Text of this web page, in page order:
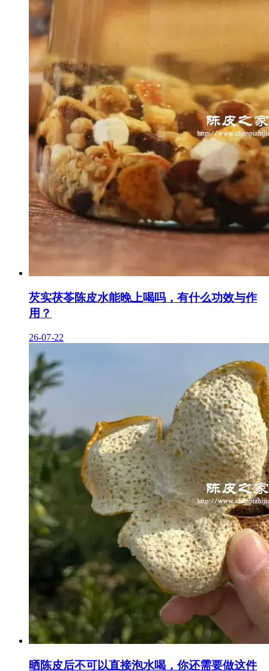
芡实茯苓陈皮水能晚上喝吗，有什么功效与作
用？
26-07-22
晒陈皮后不可以直接泡水喝，你还需要做这件